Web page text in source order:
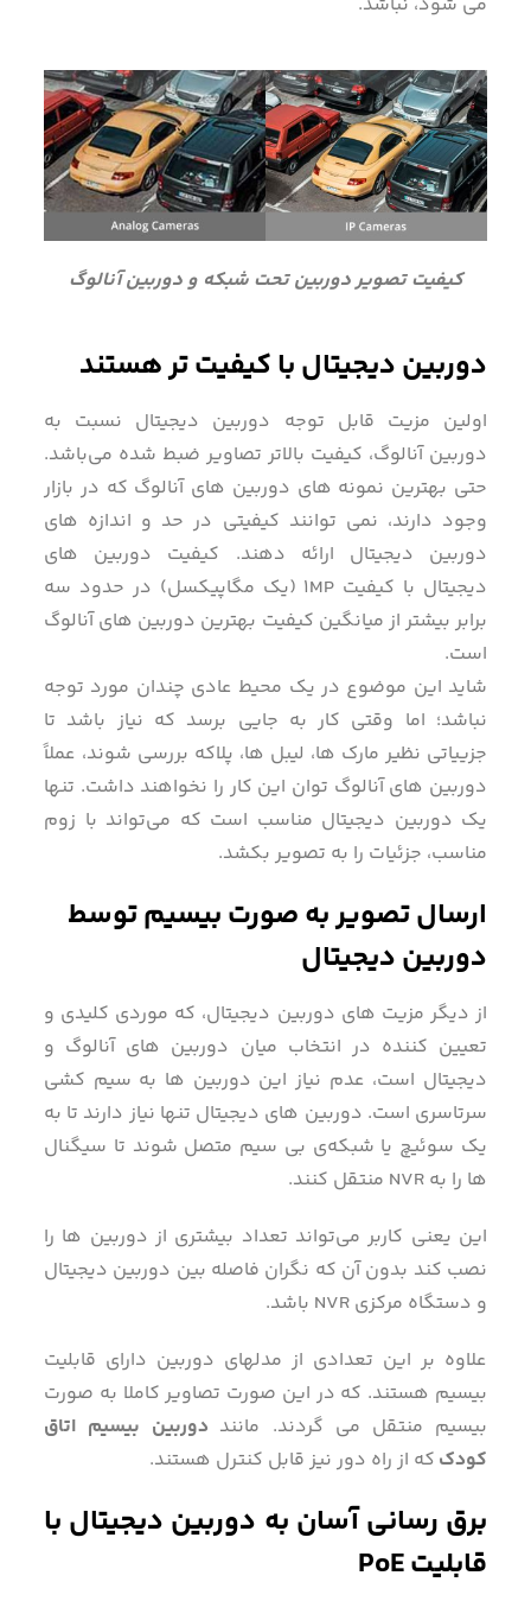
کیفیت تصویر دوربین تحت شبکه و دوربین آنالوگ
دوربین دیجیتال با کیفیت تر هستند
اولین مزیت قابل توجه دوربین دیجیتال نسبت به
دوربین آنالوگ، کیفیت بالاتر تصاویر ضبط شده می‌باشد.
حتی بهترین نمونه های دوربین های آنالوگ که در بازار
وجود دارند، نمی توانند کیفیتی در حد و اندازه های
دوربین دیجیتال ارائه دهند. کیفیت دوربین های
دیجیتال با کیفیت ۱MP (یک مگاپیکسل) در حدود سه
برابر بیشتر از میانگین کیفیت بهترین دوربین های آنالوگ
است.
شاید این موضوع در یک محیط عادی چندان مورد توجه
نباشد؛ اما وقتی کار به جایی برسد که نیاز باشد تا
جزییاتی نظیر مارک ها، لیبل ها، پلاکه بررسی شوند، عملاً
دوربین های آنالوگ توان این کار را نخواهند داشت. تنها
یک دوربین دیجیتال مناسب است که می‌تواند با زوم
مناسب، جزئیات را به تصویر بکشد.
ارسال تصویر به صورت بیسیم توسط
دوربین دیجیتال
از دیگر مزیت های دوربین دیجیتال، که موردی کلیدی و
تعیین کننده در انتخاب میان دوربین های آنالوگ و
دیجیتال است، عدم نیاز این دوربین ها به سیم کشی
سرتاسری است. دوربین های دیجیتال تنها نیاز دارند تا به
یک سوئیچ یا شبکه‌ی بی سیم متصل شوند تا سیگنال
ها را به NVR منتقل کنند.
این یعنی کاربر می‌تواند تعداد بیشتری از دوربین ها را
نصب کند بدون آن که نگران فاصله بین دوربین دیجیتال
و دستگاه مرکزی NVR باشد.
علاوه بر این تعدادی از مدلهای دوربین دارای قابلیت
بیسیم هستند. که در این صورت تصاویر کاملا به صورت
بیسیم منتقل می گردند. مانند دوربین بیسیم اتاق
کودک که از راه دور نیز قابل کنترل هستند.
برق رسانی آسان به دوربین دیجیتال با
قابلیت PoE